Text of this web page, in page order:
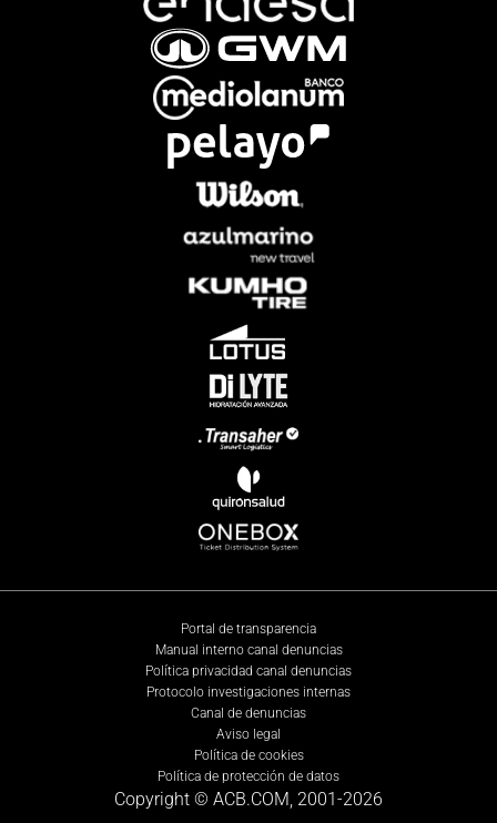
Portal de transparencia
Manual interno canal denuncias
Política privacidad canal denuncias
Protocolo investigaciones internas
Canal de denuncias
Aviso legal
Política de cookies
Política de protección de datos
Copyright © ACB.COM, 2001-2026